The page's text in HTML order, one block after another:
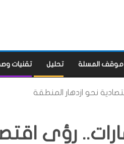
موقف المسلة تحليل تقنيات
نحو ازدهار المنطقة
رؤى